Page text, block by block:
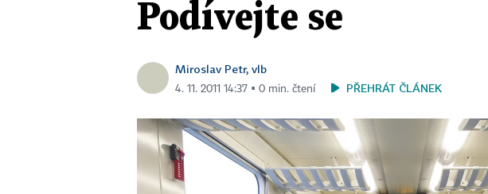
Podívejte se
Miroslav Petr, vlb
4. 11. 2011 14:37 ▪ 0 min. čtení PŘEHRÁT ČLÁNEK